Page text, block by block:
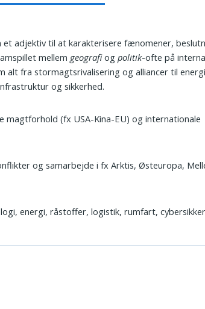
et adjektiv til at karakterisere fænomener,
mellem geografiogpolitik-ofte på
alt fra stormagtsrivalisering og alliancer til
og sikkerhed.
magtforhold (fx USA-Kina-EU) og internationale
og samarbejde i fx Arktis, Østeuropa,
energi, råstoffer, logistik, rumfart,